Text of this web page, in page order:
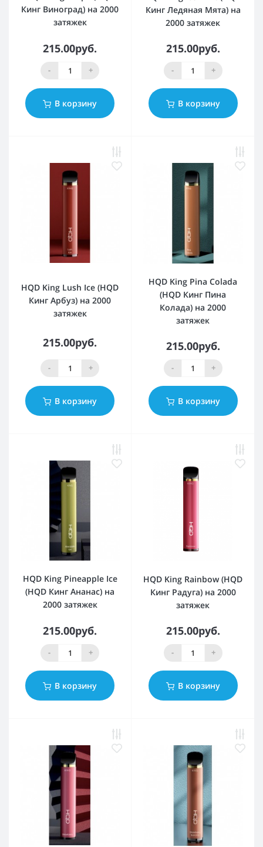
Кинг Виноград) на 2000
затяжек
215.00руб.
- +
В корзину
Кинг Ледяная Мята) на
2000 затяжек
215.00руб.
- +
В корзину
HQD King Lush Ice (HQD
Кинг Арбуз) на 2000
затяжек
215.00руб.
- +
В корзину
HQD King Pina Colada
(HQD Кинг Пина
Колада) на 2000
затяжек
215.00руб.
- +
В корзину
HQD King Pineapple Ice
(HQD Кинг Ананас) на
2000 затяжек
215.00руб.
- +
В корзину
HQD King Rainbow (HQD
Кинг Радуга) на 2000
затяжек
215.00руб.
- +
В корзину